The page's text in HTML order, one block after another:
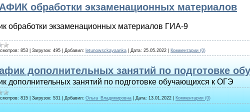
обработки экзаменационных материалов
обработки экзаменационных материалов ГИА-9
853 Загрузок: 495 Добавил: letunowsckayaanka Дата: 25.05.2022 Комментарии (0)
дополнительных занятий по подготовке
дополнительных занятий по подготовке обучающихся к ОГЭ
815 Загрузок: 531 Добавил: Ольга_Владимировна Дата: 13.01.2022 Комментарии (0)